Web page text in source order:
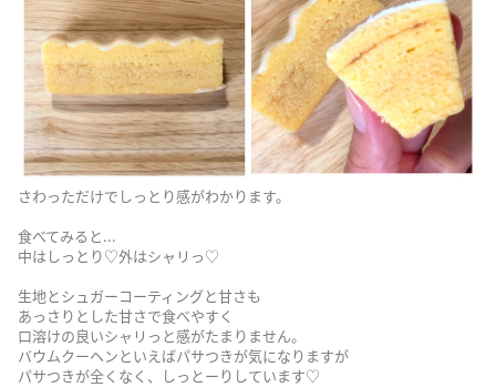
さわっただけでしっとり感がわかります。
食べてみると...
中はしっとり♡外はシャリっ♡
生地とシュガーコーティングと甘さも
あっさりとした甘さで食べやすく
口溶けの良いシャリっと感がたまりません。
バウムクーヘンといえばパサつきが気になりますが
パサつきが全くなく、しっとーりしています♡